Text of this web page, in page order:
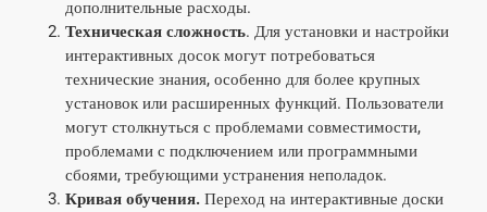
дополнительные расходы.
Техническая сложность. Для установки и настройки
интерактивных досок могут потребоваться
технические знания, особенно для более крупных
установок или расширенных функций. Пользователи
могут столкнуться с проблемами совместимости,
проблемами с подключением или программными
сбоями, требующими устранения неполадок.
Кривая обучения. Переход на интерактивные доски